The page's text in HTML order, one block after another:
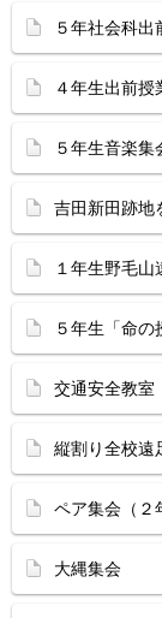
５年社会科出
４年生出前授
５年生音楽集
吉田新田跡地
１年生野毛山
５年生「命の
交通安全教室
縦割り全校遠
ペア集会（２
大縄集会